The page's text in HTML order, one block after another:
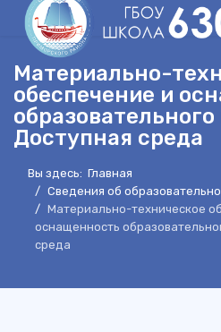
Материально-
обеспечение и
Доступная среда
Вы здесь: Главная
Сведения об
Материально-техническое
оснащенность
среда